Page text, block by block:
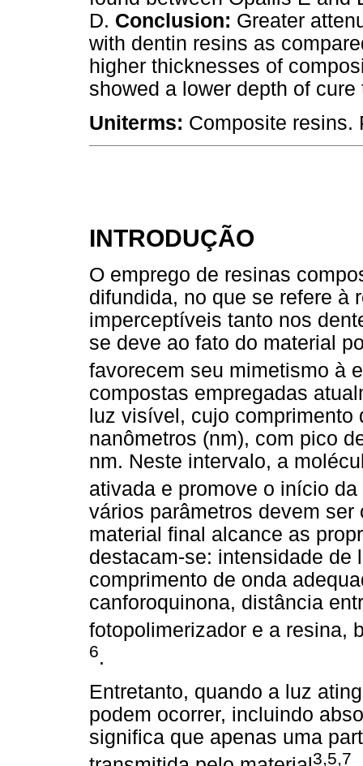
D. Conclusion: Greater
with dentin resins as
higher thicknesses of
showed a lower depth of
Uniterms: Composite resins.
INTRODUÇÃO
O emprego de resinas
difundida, no que se refere à
imperceptíveis tanto nos
se deve ao fato do material
favorecem seu mimetismo à
compostas empregadas
luz visível, cujo comprimento
nanômetros (nm), com pico
nm. Neste intervalo, a
ativada e promove o início
vários parâmetros devem
material final alcance as
destacam-se: intensidade de
comprimento de onda
canforoquinona, distância
fotopolimerizador e a resina,
6.
Entretanto, quando a luz
podem ocorrer, incluindo
significa que apenas uma
3,5,7